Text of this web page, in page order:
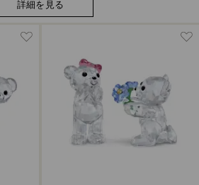
詳細を見る